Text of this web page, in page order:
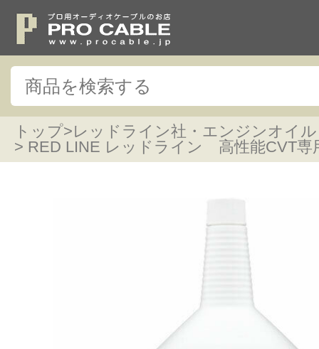
トップ>レッドライン社・エンジンオイ
> RED LINE レッドライン 高性能CVT専